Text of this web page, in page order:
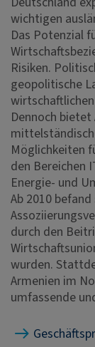
wichtigen
Das Potenzial
Risiken.
geopolitische
Dennoch
Möglichkeiten
den Bereichen
Energie- und
Ab 2010
durch den
wurden.
Armenien im
umfassende